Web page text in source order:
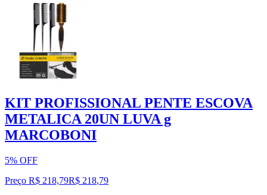
KIT PROFISSIONAL PENTE ESCOVA
METALICA 20UN LUVA g
MARCOBONI
5% OFF
Preço R$ 218,79R$ 218,79